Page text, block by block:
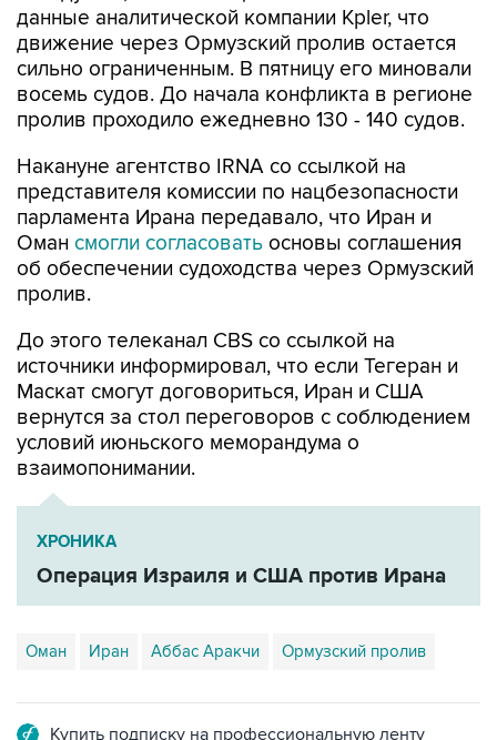
данные аналитической компании Kpler, что
движение через Ормузский пролив остается
сильно ограниченным. В пятницу его миновали
восемь судов. До начала конфликта в регионе
пролив проходило ежедневно 130 - 140 судов.
Накануне агентство IRNA со ссылкой на
представителя комиссии по нацбезопасности
парламента Ирана передавало, что Иран и
Оман смогли согласовать основы соглашения
об обеспечении судоходства через Ормузский
пролив.
До этого телеканал CBS со ссылкой на
источники информировал, что если Тегеран и
Маскат смогут договориться, Иран и США
вернутся за стол переговоров с соблюдением
условий июньского меморандума о
взаимопонимании.
ХРОНИКА
Операция Израиля и США против Ирана
Оман Иран Аббас Аракчи Ормузский пролив
Купить подписку на профессиональную ленту